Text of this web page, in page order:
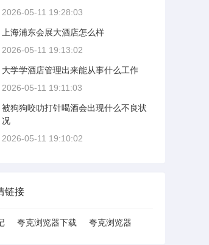
2026-05-11 19:28:03
上海浦东会展大酒店怎么样
2026-05-11 19:13:02
大学学酒店管理出来能从事什么工作
2026-05-11 19:11:03
被狗狗咬叻打针喝酒会出现什么不良状
况
2026-05-11 19:10:02
链接
夸克浏览器下载 夸克浏览器